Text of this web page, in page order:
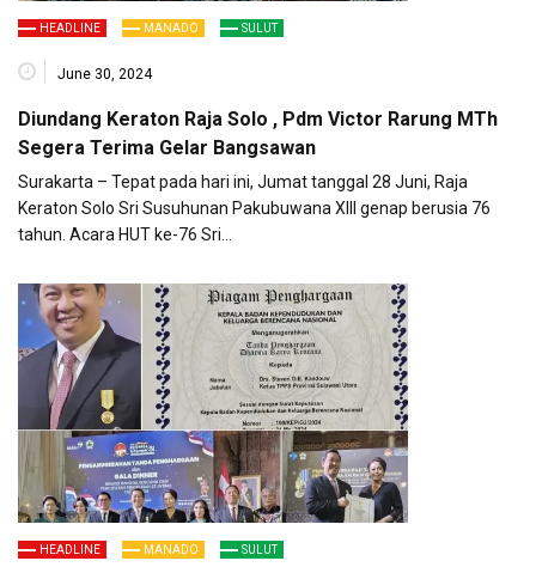
HEADLINE MANADO SULUT
June 30, 2024
Diundang Keraton Raja Solo , Pdm Victor Rarung MTh
Segera Terima Gelar Bangsawan
Surakarta – Tepat pada hari ini, Jumat tanggal 28 Juni, Raja
Keraton Solo Sri Susuhunan Pakubuwana XIII genap berusia 76
tahun. Acara HUT ke-76 Sri…
HEADLINE MANADO SULUT